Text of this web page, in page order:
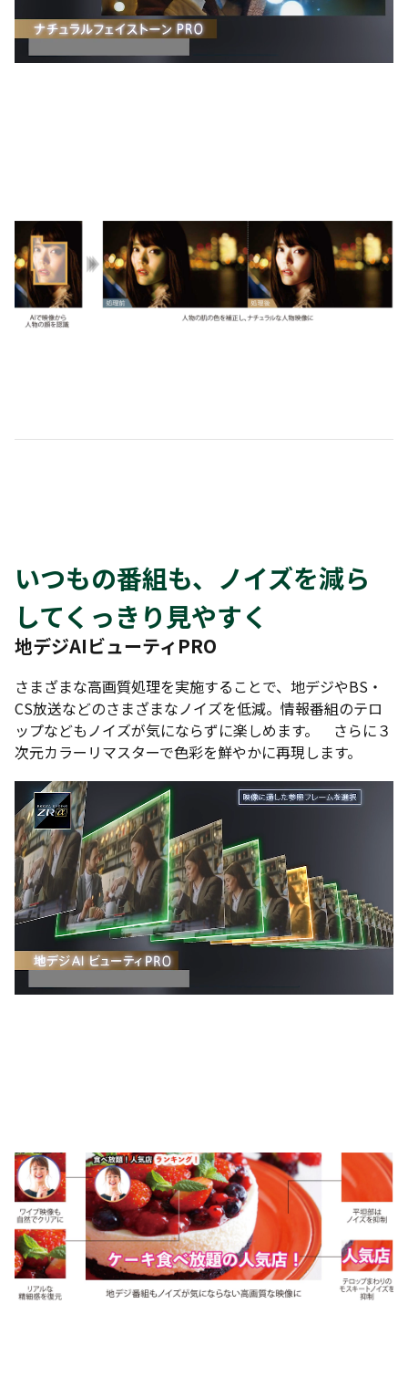
いつもの番組も、ノイズを減ら
してくっきり見やすく
地デジAIビューティPRO
さまざまな高画質処理を実施することで、地デジやBS・
CS放送などのさまざまなノイズを低減。情報番組のテロ
ップなどもノイズが気にならずに楽しめます。 さらに３
次元カラーリマスターで色彩を鮮やかに再現します。